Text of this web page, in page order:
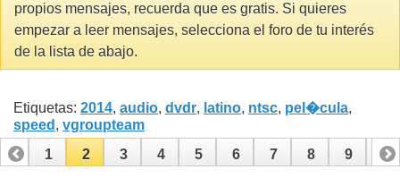
propios mensajes, recuerda que es gratis. Si quieres
empezar a leer mensajes, selecciona el foro de tu interés
de la lista de abajo.
Etiquetas: 2014, audio, dvdr, latino, ntsc, pel�cula,
speed , vgroupteam
1
2 3 4 5 6 7 8 9 10